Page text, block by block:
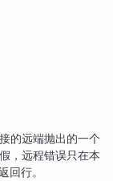
的远端抛出的一个
，远程错误只在本
回行。